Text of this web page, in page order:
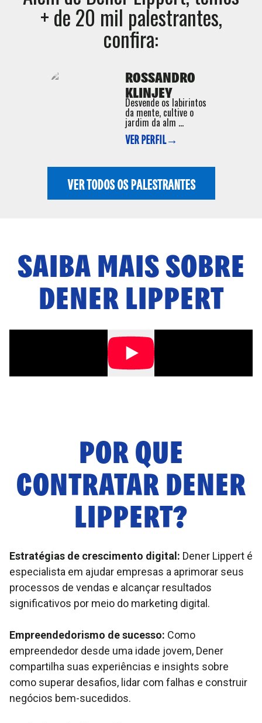
+ de 20 mil palestrantes,
confira:
ROSSANDRO
KLINJEY
Desvende os labirintos
da mente, cultive o
jardim da alm ...
VER PERFIL→
VER TODOS OS PALESTRANTES
SAIBA MAIS SOBRE
DENER LIPPERT
POR QUE
CONTRATARDENER
LIPPERT?
Estratégias de crescimento digital: Dener Lippert é
especialista em ajudar empresas a aprimorar seus
processos de vendas e alcançar resultados
significativos por meio do marketing digital.
Empreendedorismo de sucesso: Como
empreendedor desde uma idade jovem, Dener
compartilha suas experiências e insights sobre
como superar desafios, lidar com falhas e construir
negócios bem-sucedidos.